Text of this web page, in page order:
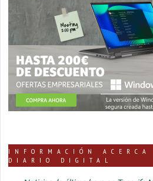
INFORMACIÓN ACERCA
DIARIO DIGITAL